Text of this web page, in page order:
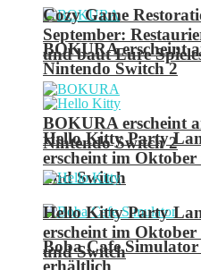
BOKURA erscheint
Nintendo Switch 2
Hello Kitty Party
erscheint im
und Switch
Boba Cafe
erhältlich
Cozy Game
September:
und baut Eure
BOKURA erscheint
Nintendo Switch 2
Hello Kitty Party
erscheint im
und Switch